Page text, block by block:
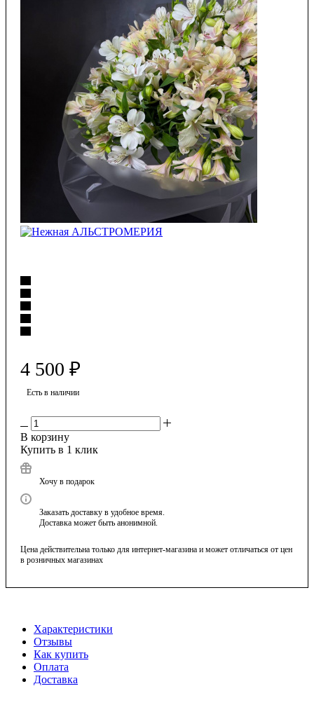
4 500 ₽
Есть в наличии
В корзину
Купить в 1 клик
Хочу в подарок
Заказать доставку в удобное время.
Доставка может быть анонимной.
Цена действительна только для интернет-магазина и может отличаться от цен
в розничных магазинах
Характеристики
Отзывы
Как купить
Оплата
Доставка